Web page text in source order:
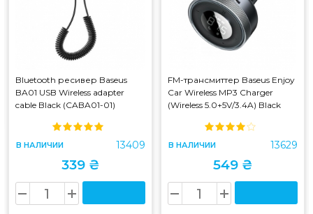
Bluetooth ресивер Baseus
BA01 USB Wireless adapter
cable Black (CABA01-01)
В НАЛИЧИИ 13409
339 ₴
FM-трансмиттер Baseus Enjoy
Car Wireless MP3 Charger
(Wireless 5.0+5V/3.4A) Black
В НАЛИЧИИ 13629
549 ₴